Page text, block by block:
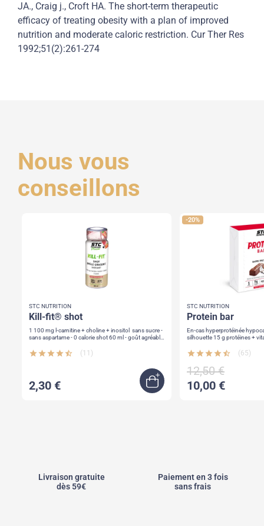
JA., Craig j., Croft HA. The short-term therapeutic
efficacy of treating obesity with a plan of improved
nutrition and moderate caloric restriction. Cur Ther Res
1992;51(2):261-274
Nous vous
conseillons
view
kill-fit® shot
STC NUTRITION
1 100 mg l-carnitine + choline + inositol sans sucre -
sans aspartame - 0 calorie shot 60 ml - goût agréable
star star star star star_half (11)
2,30 € Ajouter au panier
-20%
protein bar
STC NUTRITION
En-cas hyperprotéinée
star star star star star_half (65)
12,50 €
10,00 €
Livraison gratuite
dès 59€
Paiement en 3 fois
sans frais